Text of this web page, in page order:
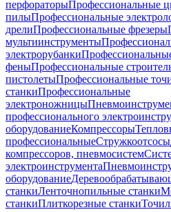
перфораторыПрофессиональные
пилыПрофессиональные
дрелиПрофессиональные фрезеры
мультиинструменты
электрорубанки
феныПрофессиональные
пистолетыПрофессиональные
станкиПрофессиональные
электроножницы
профессионального
оборудованиеКомпрессоры
профессиональныеСтружкоотсосы
компрессоров, пневмосистем
электроинструмента
оборудование
станкиЛенточнопильные станки
станкиПлиткорезные станки